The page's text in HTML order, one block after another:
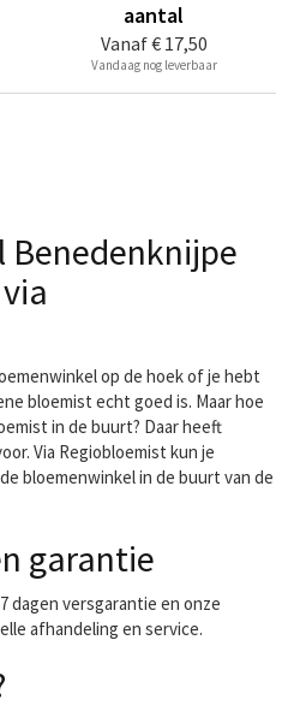
Vanaf€ 17,50
aantal
Vandaag nog leverbaar
Benedenknijpe
op de hoek of je hebt
bloemist echt goed is. Maar hoe
in de buurt? Daar heeft
Via Regiobloemist kun je
bloemenwinkel in de buurt van de
garantie
dagen versgarantie en onze
afhandeling en service.